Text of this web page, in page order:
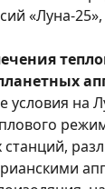
«Луна-
условия на
станций,